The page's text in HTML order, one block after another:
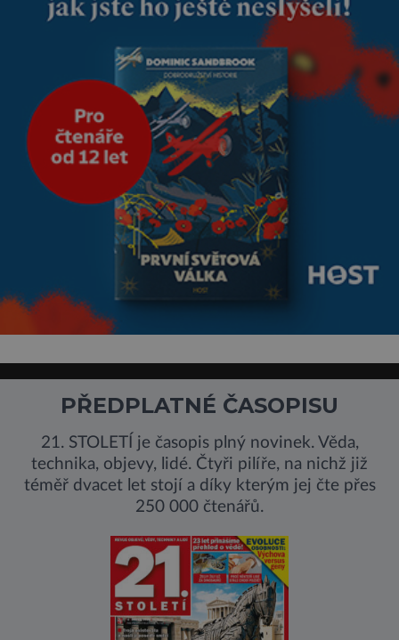
PŘEDPLATNÉ ČASOPISU
21. STOLETÍ je časopis plný novinek. Věda,
technika, objevy, lidé. Čtyři pilíře, na nichž již
téměř dvacet let stojí a díky kterým jej čte přes
250 000 čtenářů.